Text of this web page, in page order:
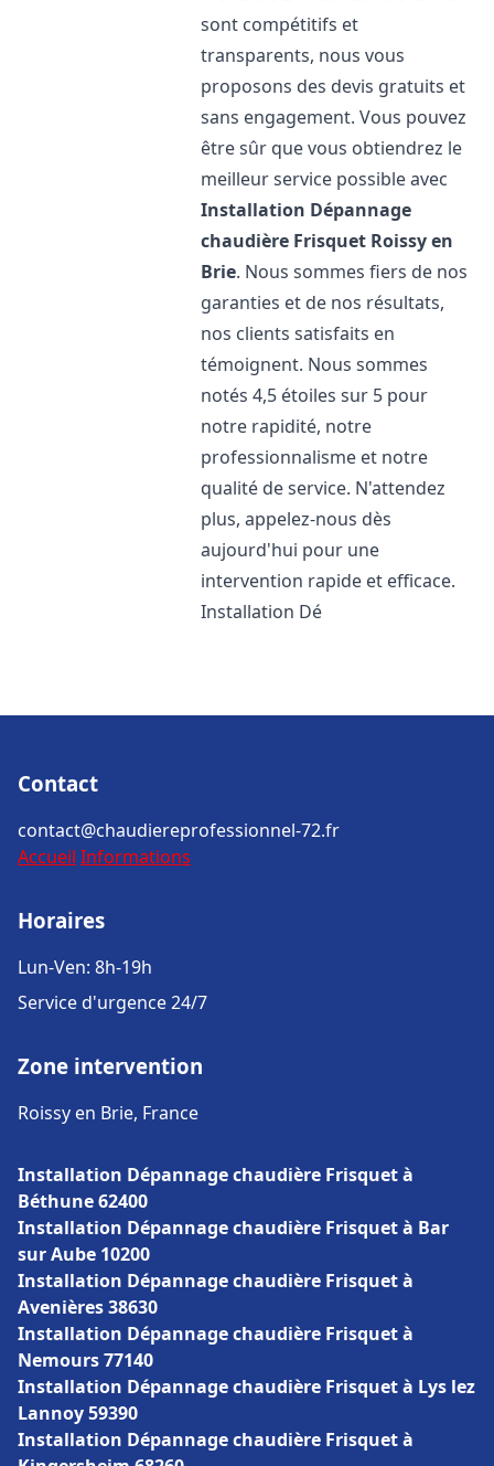
sont compétitifs et
transparents, nous vous
proposons des devis gratuits et
sans engagement. Vous pouvez
être sûr que vous obtiendrez le
meilleur service possible avec
Installation Dépannage
chaudière Frisquet Roissy en
Brie. Nous sommes fiers de nos
garanties et de nos résultats,
nos clients satisfaits en
témoignent. Nous sommes
notés 4,5 étoiles sur 5 pour
notre rapidité, notre
professionnalisme et notre
qualité de service. N'attendez
plus, appelez-nous dès
aujourd'hui pour une
intervention rapide et efficace.
Installation Dé
Contact
contact@chaudiereprofessionnel-72.fr
Accueil Informations
Horaires
Lun-Ven: 8h-19h
Service d'urgence 24/7
Zone intervention
Roissy en Brie, France
Installation Dépannage chaudière Frisquet à
Béthune 62400
Installation Dépannage chaudière Frisquet à Bar
sur Aube 10200
Installation Dépannage chaudière Frisquet à
Avenières 38630
Installation Dépannage chaudière Frisquet à
Nemours 77140
Installation Dépannage chaudière Frisquet à Lys lez
Lannoy 59390
Installation Dépannage chaudière Frisquet à